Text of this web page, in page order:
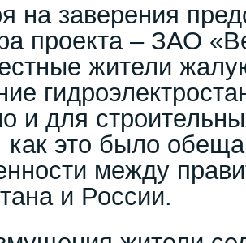
на заверения
проекта – ЗАО
жители
и для
как это было
между
и России.